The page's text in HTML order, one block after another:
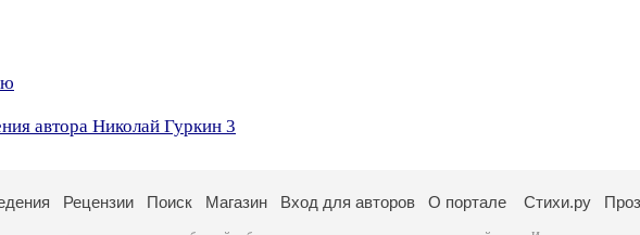
автора Николай Гуркин 3
Рецензии Поиск Магазин Вход для авторов О портале Стихи.ру